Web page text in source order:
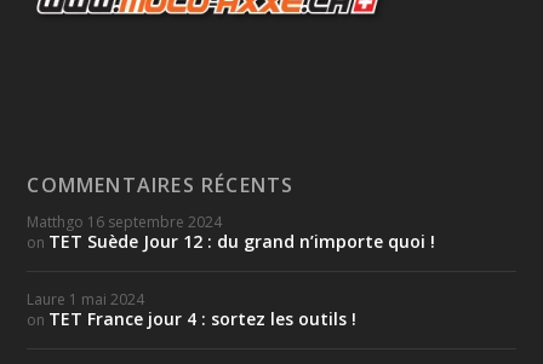
COMMENTAIRES RÉCENTS
Matthgo 16 septembre 2024
on TET Suède Jour 12 : du grand n’importe quoi !
Laure 1 mai 2024
on TET France jour 4 : sortez les outils !